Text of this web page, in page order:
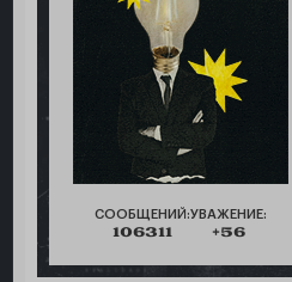
СООБЩЕНИЙ:
106311
УВАЖЕНИЕ:
+56